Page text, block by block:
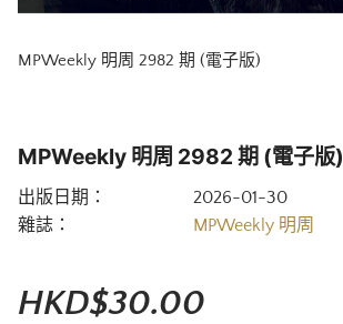
MPWeekly 明周 2982 期 (電子版)
MPWeekly 明周 2982 期 (電子版)
出版日期：
2026-01-30
雜誌：
MPWeekly 明周
HKD$30.00